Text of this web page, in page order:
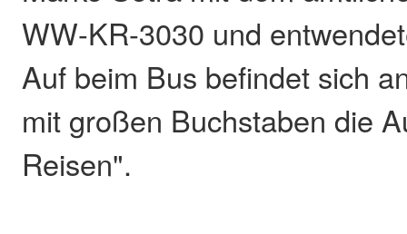
WW-KR-3030 und
Auf beim Bus befindet sich
mit großen Buchstaben die
Reisen".